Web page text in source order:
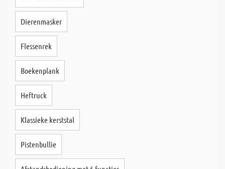
Dierenmasker
Flessenrek
Boekenplank
Heftruck
Klassieke kerststal
Pistenbullie